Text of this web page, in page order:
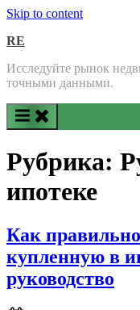
Skip to content
RE
Исследуйте рынок
точными данными.
Рубрика:
ипотеке
Как
купленную в
руководство